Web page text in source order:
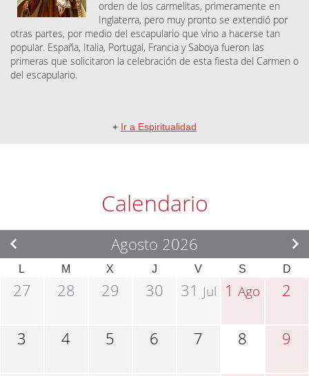
orden de los carmelitas, primeramente en
Inglaterra, pero muy pronto se extendió por
otras partes, por medio del escapulario que vino a hacerse tan
popular. España, Italia, Portugal, Francia y Saboya fueron las
primeras que solicitaron la celebración de esta fiesta del Carmen o
del escapulario.
+ Ir a Espiritualidad
Calendario
Agosto 2026
L M X J V S D
27 28 29 30 31 Jul 1Ago 2
3 4 5 6 7 8 9